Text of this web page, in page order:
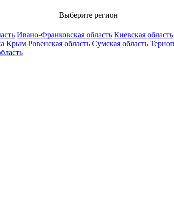
Выберите регион
Ивано-Франковская область Киевская область
Крым Ровенская область Сумская область